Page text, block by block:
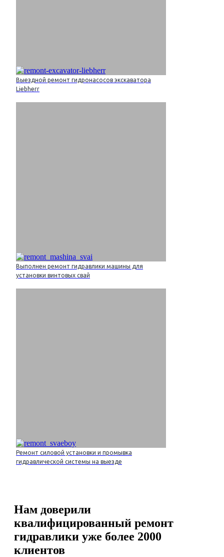
Выездной ремонт гидронасосов экскаватора
Liebherr
Выполнен ремонт гидравлики машины для
установки винтовых свай
Ремонт силовой установки и промывка
гидравлической системы на выезде
Нам доверили
квалифицированный ремонт
гидравлики уже более 2000
клиентов